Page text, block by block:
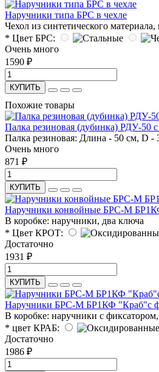
Наручники типа БРС в чехле
Чехол из синтетического
* Цвет БРС:
Очень много
1590 ₽
КУПИТЬ
Похожие товары
Палка резиновая (дубинка) РДУ-50
Палка резиновая: Длина - 50 см, D -
Очень много
871 ₽
КУПИТЬ
Наручники конвойные БРС-М
В коробке: наручники, два ключа
* Цвет КРОТ:
Достаточно
1931 ₽
КУПИТЬ
Наручники БРС-М БР1КФ "Краб"с
В коробке: наручники с
* цвет КРАБ:
Достаточно
1986 ₽